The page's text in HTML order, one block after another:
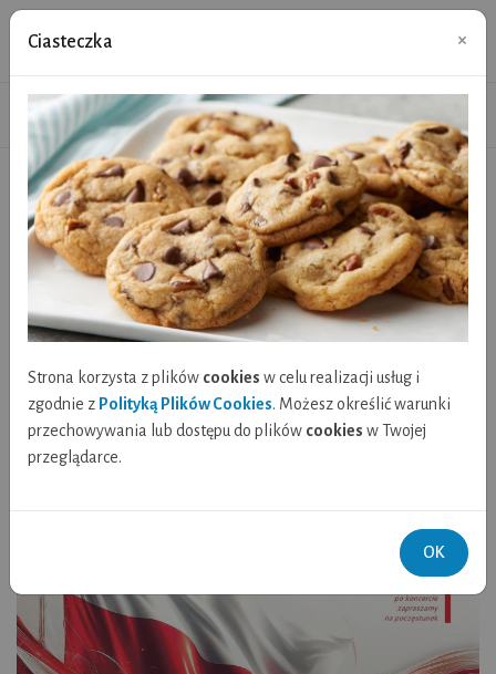
Lubniewicach
Gminne Obchody Święta Niepodległości.
Aktualności
Gminne Obchody Święta Niepodległości.
Ciasteczka ×
Strona korzysta z plików cookies w celu realizacji usług i
zgodnie z Polityką Plików Cookies. Możesz określić warunki
przechowywania lub dostępu do plików cookies w Twojej
przeglądarce.
OK